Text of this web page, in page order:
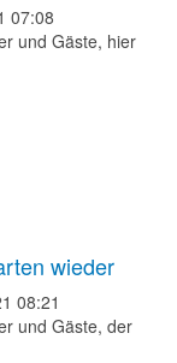
07:08
und Gäste, hier
wieder
08:21
und Gäste, der